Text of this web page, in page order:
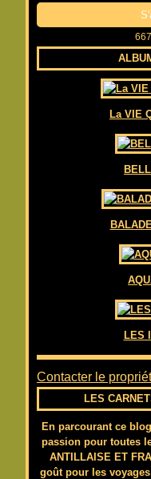
La VIE
LES
Contacter le
LES
En parcourant ce
passion pour toutes
ANTILLAISE ET
goût pour les